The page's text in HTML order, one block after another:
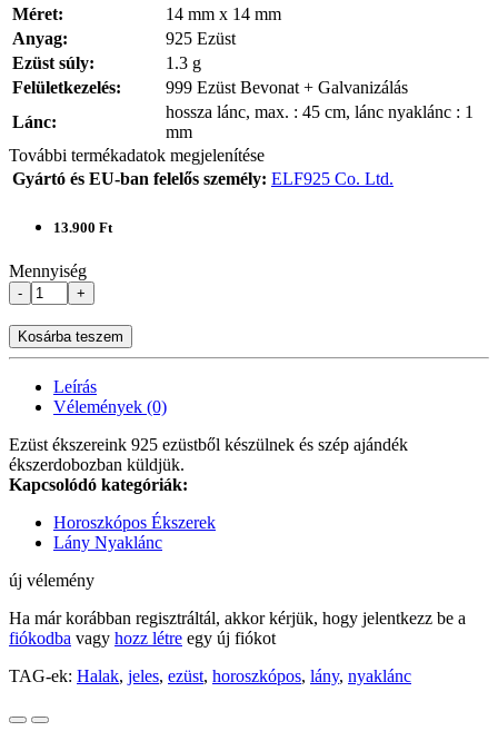
Méret:
14 mm x 14 mm
Anyag:
925 Ezüst
Ezüst súly:
1.3 g
Felületkezelés:
999 Ezüst Bevonat + Galvanizálás
Lánc:
hossza lánc, max. : 45 cm, lánc nyaklánc : 1
mm
További termékadatok megjelenítése
Gyártó és EU-ban felelős személy: ELF925 Co. Ltd.
13.900 Ft
Mennyiség
- +
Kosárba teszem
Leírás
Vélemények (0)
Ezüst ékszereink 925 ezüstből készülnek és szép ajándék
ékszerdobozban küldjük.
Kapcsolódó kategóriák:
Horoszkópos Ékszerek
Lány Nyaklánc
új vélemény
Ha már korábban regisztráltál, akkor kérjük, hogy jelentkezz be a
fiókodba vagy hozz létre egy új fiókot
TAG-ek: Halak, jeles, ezüst, horoszkópos, lány, nyaklánc